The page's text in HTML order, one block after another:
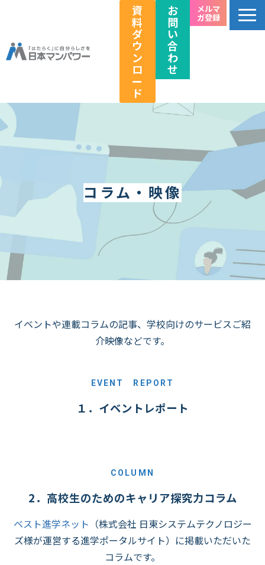
資
料
ダ
ウ
ン
ロ
ー
ド
お
問
い
合
わ
せ
メルマ
ガ登録
個人のお客様向け
教育関係者向け
キャリアのこれから研究所
採用情報
コラム・映像
イベントや連載コラムの記事、学校向けのサービスご紹
介映像などです。
EVENT REPORT
１．イベントレポート
COLUMN
2．高校生のためのキャリア探究力コラム
ベスト進学ネット （株式会社 日東システムテクノロジー
ズ様が運営する進学ポータルサイト）に掲載いただいた
コラムです。